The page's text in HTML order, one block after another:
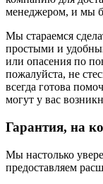
менеджером, и мы
Мы стараемся
простыми и
или опасения по
пожалуйста, не
всегда готова
могут у вас
Гарантия, на
Мы настолько
предоставляем